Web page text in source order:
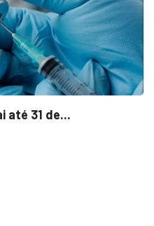
franquia em Salto